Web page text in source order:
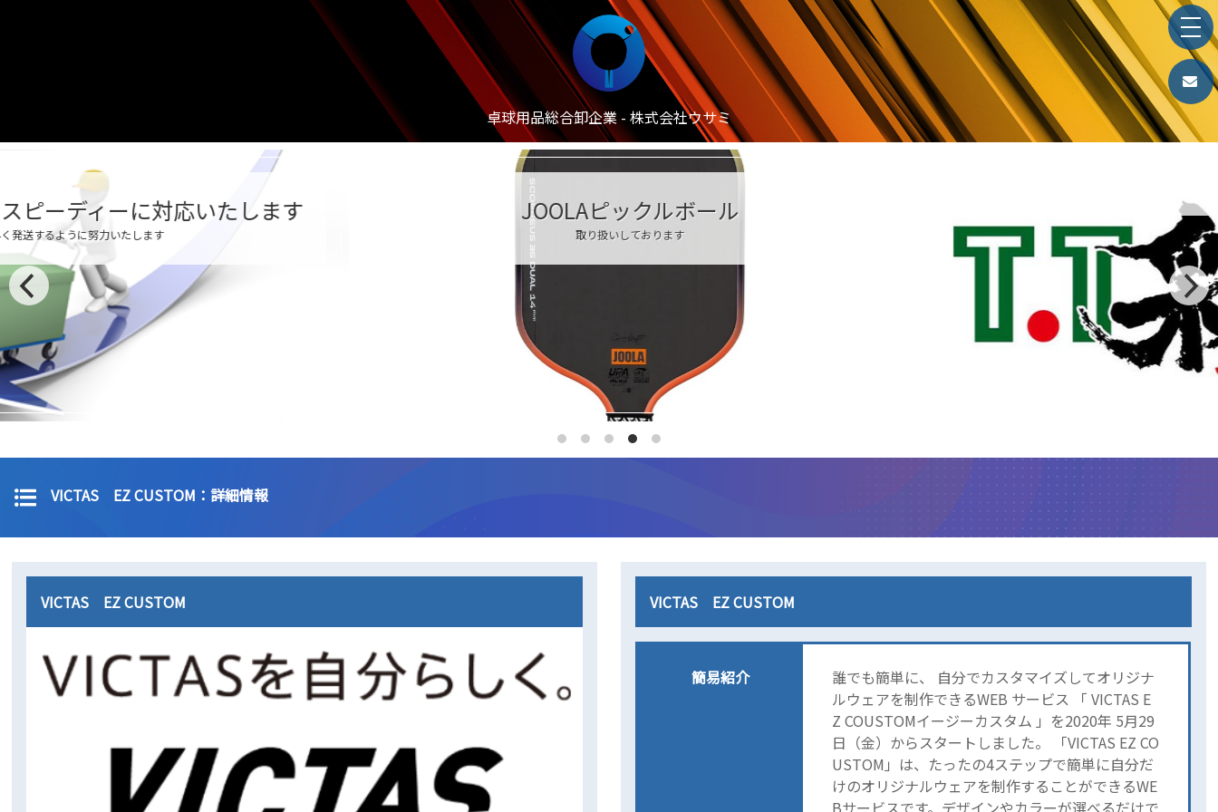
卓球用品総合卸企業 - 株式会社ウサミ
ーディーに対応いたします
するように努力いたします
JOOLAピックルボール
取り扱いしております
VICTAS EZ CUSTOM：詳細情報
VICTAS EZ CUSTOM VICTAS EZ CUSTOM
簡易紹介
誰でも簡単に、 自分でカスタマイズしてオリジナ
ルウェアを制作できるWEB サービス 「 VICTAS E
Z COUSTOMイージーカスタム 」を2020年 5月29
日（金）からスタートしました。 「VICTAS EZ CO
USTOM」は、たったの4ステップで簡単に自分だ
けのオリジナルウェアを制作することができるWE